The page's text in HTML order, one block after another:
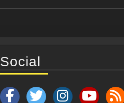
Social